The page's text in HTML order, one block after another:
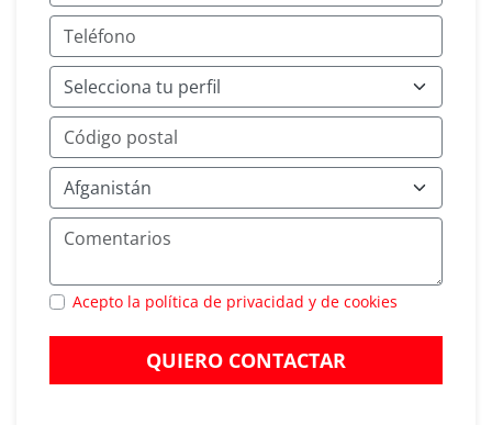
Acepto la política de privacidad y de cookies
QUIERO CONTACTAR